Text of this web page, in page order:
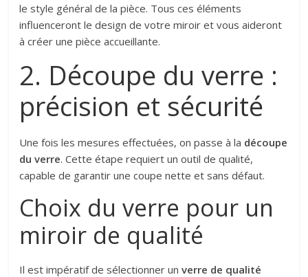
le style général de la pièce. Tous ces éléments
influenceront le design de votre miroir et vous aideront
à créer une pièce accueillante.
2. Découpe du verre :
précision et sécurité
Une fois les mesures effectuées, on passe à la découpe
du verre. Cette étape requiert un outil de qualité,
capable de garantir une coupe nette et sans défaut.
Choix du verre pour un
miroir de qualité
Il est impératif de sélectionner unverre de qualité